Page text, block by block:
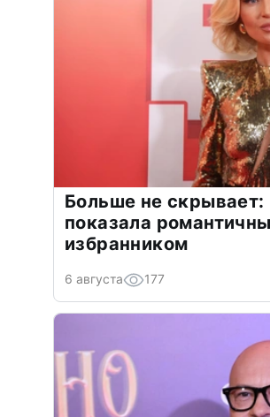
Больше не скрывает:
показала
избранником
6 августа 177